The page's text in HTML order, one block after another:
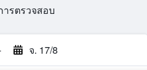
รตรวจสอบ
จ. 17/8